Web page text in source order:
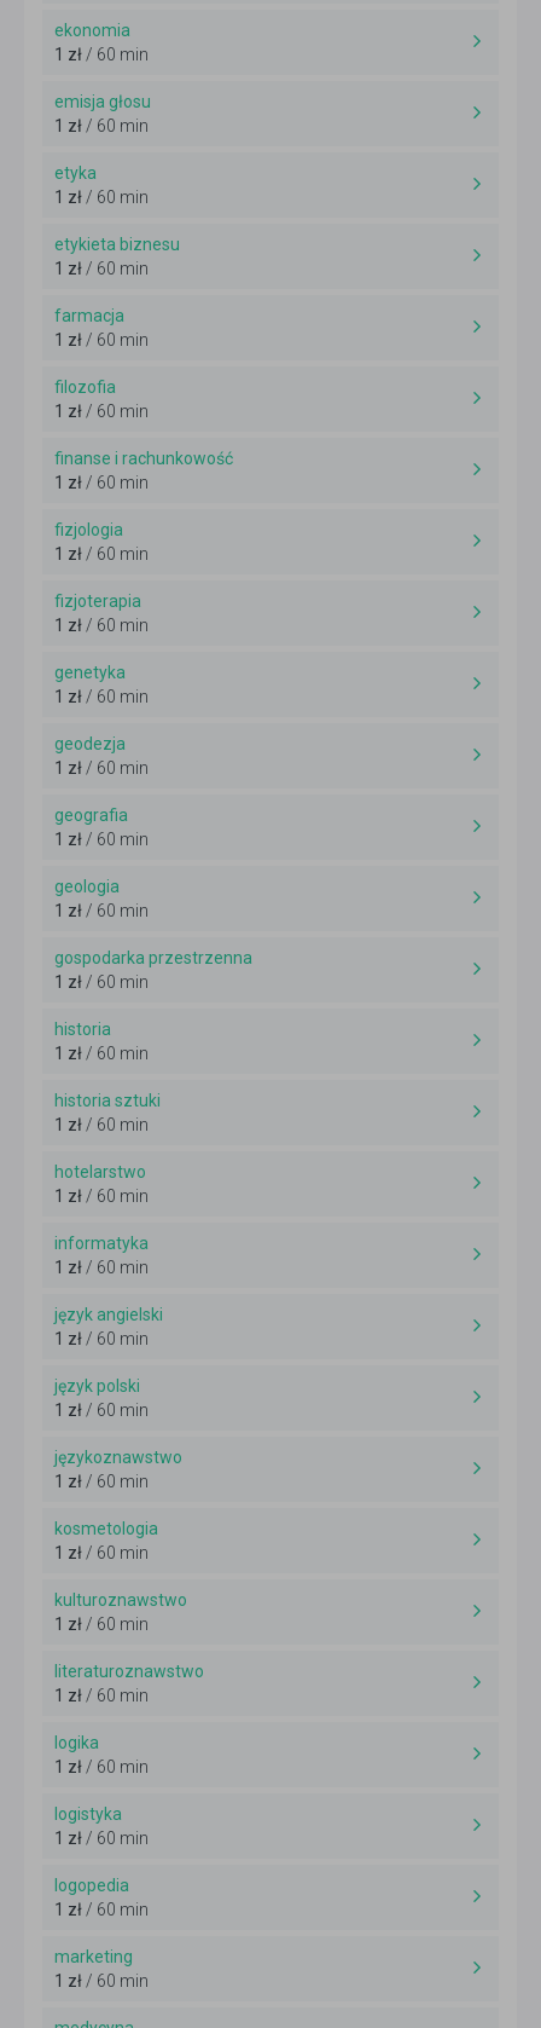
ekonomia
1 zł/ 60 min
emisja głosu
1 zł/ 60 min
etyka
1 zł/ 60 min
etykieta biznesu
1 zł/ 60 min
farmacja
1 zł/ 60 min
filozofia
1 zł/ 60 min
finanse i rachunkowość
1 zł/ 60 min
fizjologia
1 zł/ 60 min
fizjoterapia
1 zł/ 60 min
genetyka
1 zł/ 60 min
geodezja
1 zł/ 60 min
geografia
1 zł/ 60 min
geologia
1 zł/ 60 min
gospodarka przestrzenna
1 zł/ 60 min
historia
1 zł/ 60 min
historia sztuki
1 zł/ 60 min
hotelarstwo
1 zł/ 60 min
informatyka
1 zł/ 60 min
język angielski
1 zł/ 60 min
język polski
1 zł/ 60 min
językoznawstwo
1 zł/ 60 min
kosmetologia
1 zł/ 60 min
kulturoznawstwo
1 zł/ 60 min
literaturoznawstwo
1 zł/ 60 min
logika
1 zł/ 60 min
logistyka
1 zł/ 60 min
logopedia
1 zł/ 60 min
marketing
1 zł/ 60 min